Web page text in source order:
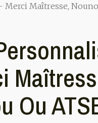
Merci Maîtresse,
Ou